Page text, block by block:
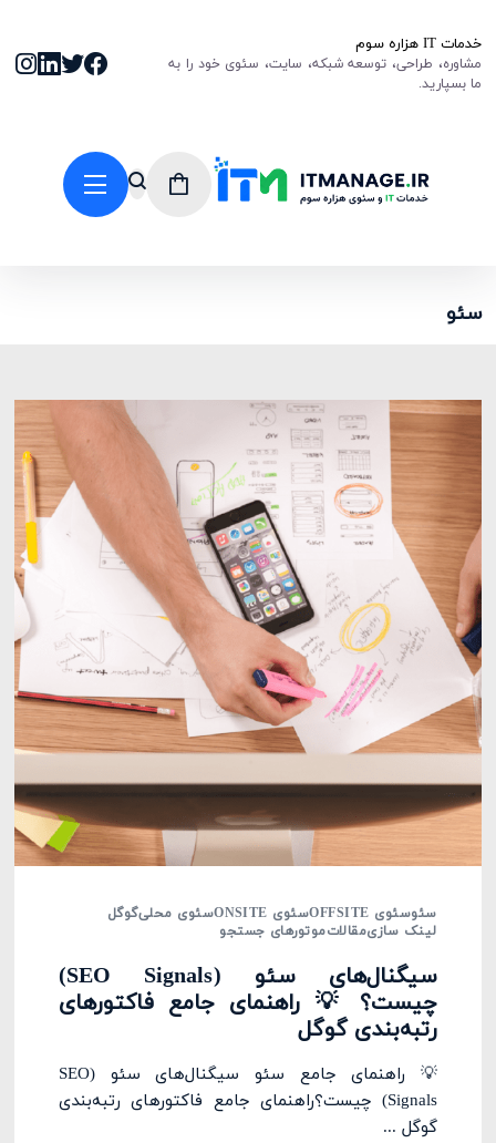
خدمات IT هزاره سوم
مشاوره، طراحی، توسعه شبکه، سایت، سئوی خود را به
ما بسپارید.
سئو
سئوسئوی OFFSITE سئوی ONSITE سئوی محلیگوگل
لینک سازیمقالاتموتورهای جستجو
سیگنال‌های سئو (SEO Signals)
چیست؟ 💡 راهنمای جامع فاکتورهای
رتبه‌بندی گوگل
💡 راهنمای جامع سئو سیگنال‌های سئو (SEO
Signals) چیست؟راهنمای جامع فاکتورهای رتبه‌بندی
گوگل ...